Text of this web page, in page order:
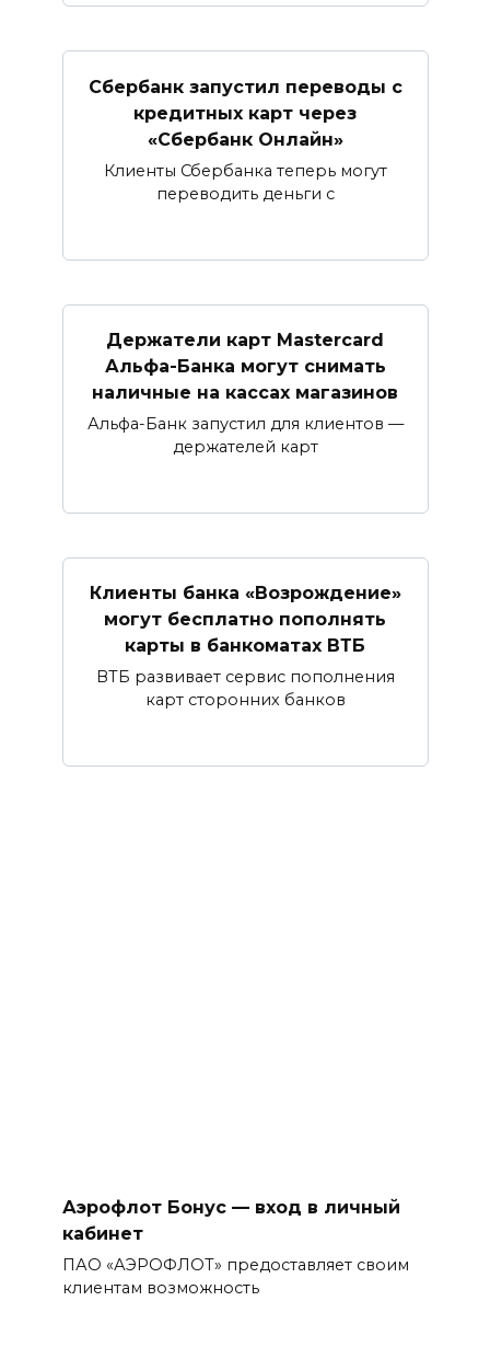
Сбербанк запустил переводы с
кредитных карт через
«Сбербанк Онлайн»​​​​​​​
Клиенты Сбербанка теперь могут
переводить деньги с
Держатели карт Mastercard
Альфа-Банка могут снимать
наличные ​на кассах магазинов​
Альфа-Банк запустил для клиентов —
держателей карт
Клиенты банка «Возрождение»
могут бесплатно пополнять
карты в банкоматах ВТБ
ВТБ развивает сервис пополнения
карт сторонних банков
Аэрофлот Бонус — вход в личный
кабинет
ПАО «АЭРОФЛОТ» предоставляет своим
клиентам возможность